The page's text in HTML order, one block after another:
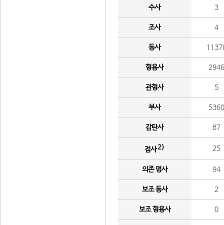
수사 3
조사 4
동사
형용사 2946
관형사 5
부사 5360
감탄사 87
접사2) 25
의존 명사 94
보조 동사 2
보조 형용사 0